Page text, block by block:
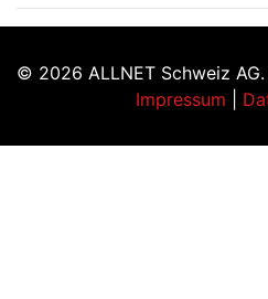
© 2026 ALLNET Schweiz
Impressum